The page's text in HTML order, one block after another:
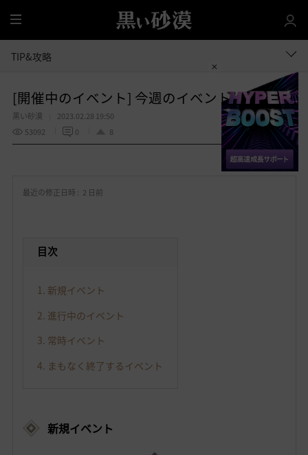
全
体
TIP&攻略
[開催中のイベント] 今週のイベントは？
黒い砂漠
2023.02.28 19:50
53092
0 8
お 共有する
最近の修正日時 : 2 日前
目次
1. 新規イベント
2. 進行中のイベント
3. 常時イベント
4. まもなく終了するイベント
新規イベント